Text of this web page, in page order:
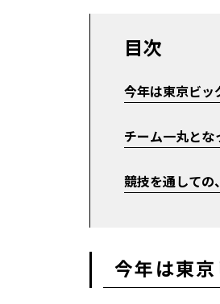
目次
今年は東京ビッ
チーム一丸とな
競技を通しての
今年は東